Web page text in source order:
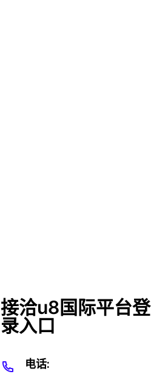
接洽u8国际平台登
录入口
电话: